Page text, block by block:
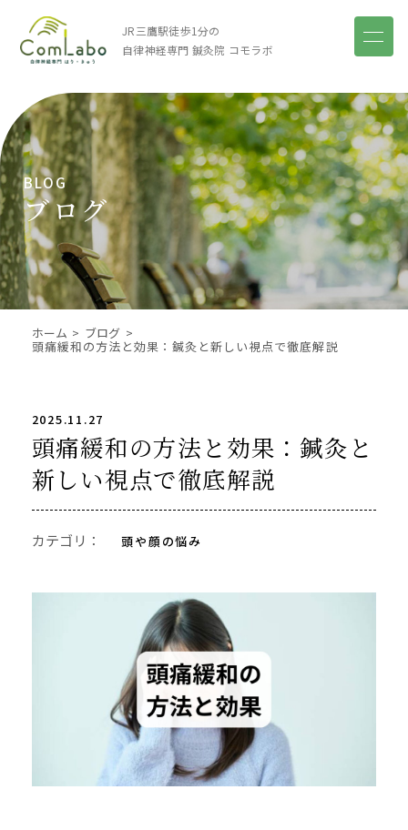
JR三鷹駅徒歩1分の
自律神経専門 鍼灸院 コモラボ
BLOG
ブログ
ホーム ブログ
頭痛緩和の方法と効果：鍼灸と新しい視点で徹底解説
2025.11.27
頭痛緩和の方法と効果：鍼灸と
新しい視点で徹底解説
カテゴリ： 頭や顔の悩み